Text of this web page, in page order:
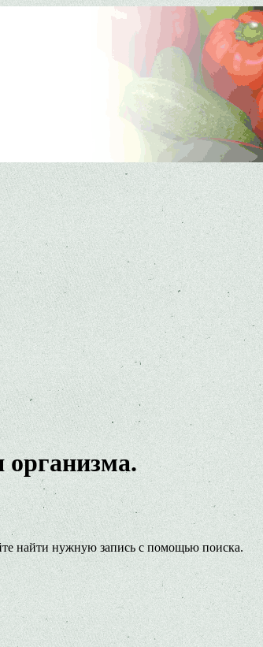
организма.
найти нужную запись с помощью поиска.